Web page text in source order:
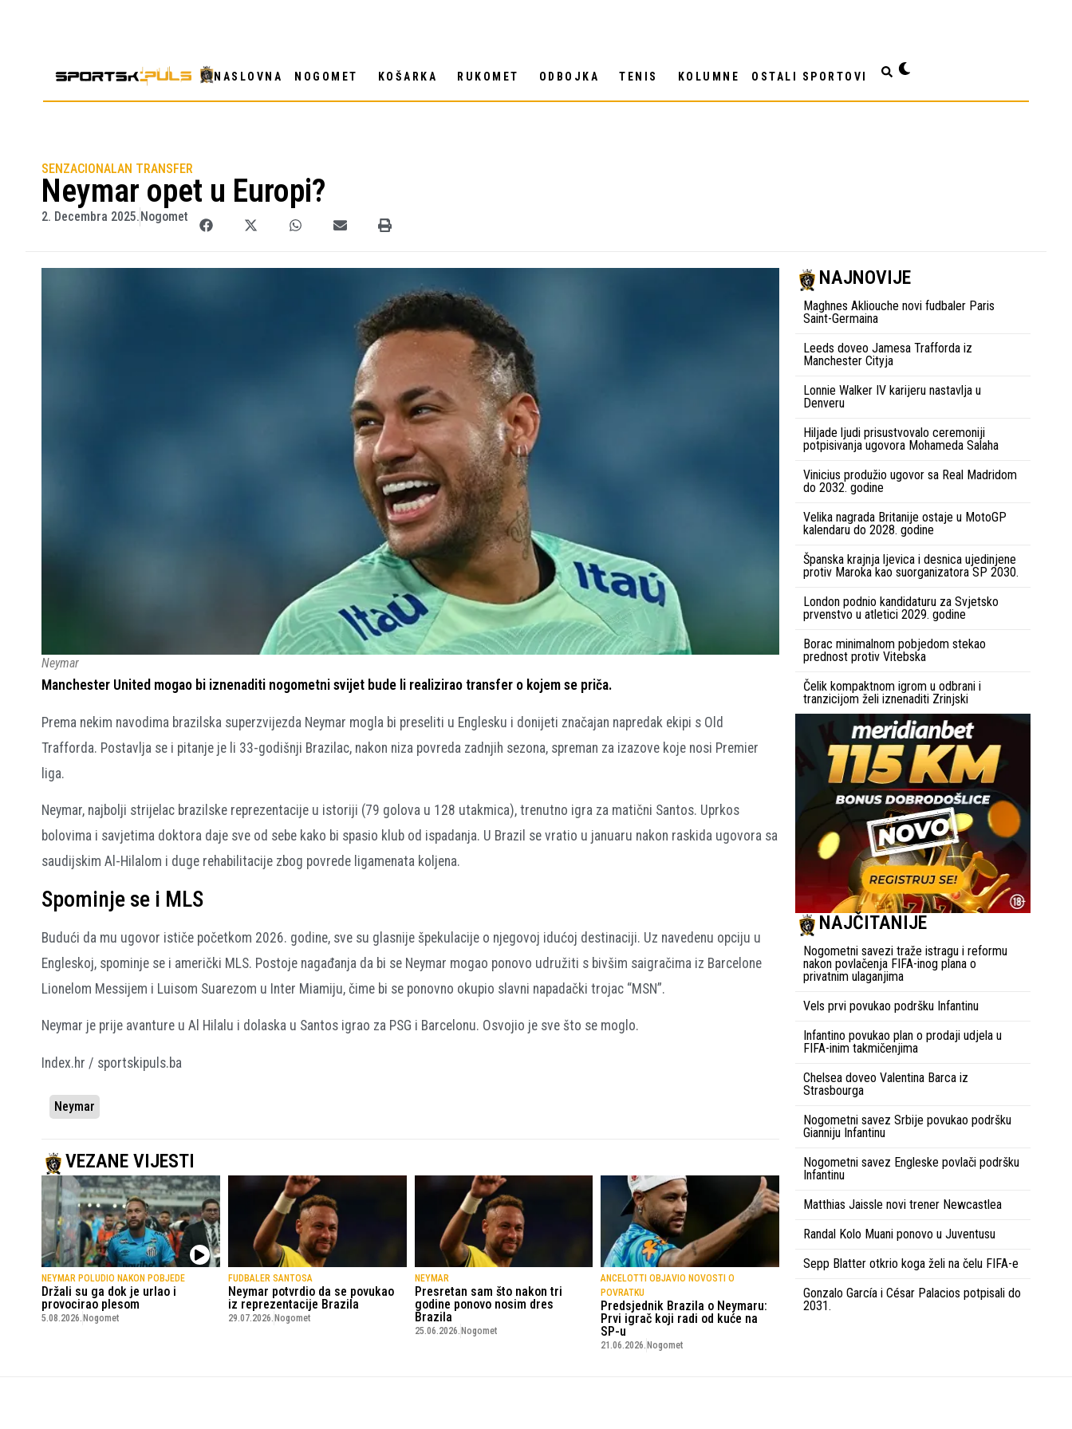
NASLOVNA NOGOMET KOŠARKA RUKOMET ODBOJKA TENIS KOLUMNE OSTALI SPORTOVI
SENZACIONALAN TRANSFER
Neymar opet u Europi?
2. Decembra 2025.Nogomet
Neymar
Manchester United mogao bi iznenaditi nogometni svijet bude li realizirao transfer o kojem se priča.
Prema nekim navodima brazilska superzvijezda Neymar mogla bi preseliti u Englesku i donijeti značajan napredak ekipi s Old
Trafforda. Postavlja se i pitanje je li 33-godišnji Brazilac, nakon niza povreda zadnjih sezona, spreman za izazove koje nosi Premier
liga.
Neymar, najbolji strijelac brazilske reprezentacije u istoriji (79 golova u 128 utakmica), trenutno igra za matični Santos. Uprkos
bolovima i savjetima doktora daje sve od sebe kako bi spasio klub od ispadanja. U Brazil se vratio u januaru nakon raskida ugovora sa
saudijskim Al-Hilalom i duge rehabilitacije zbog povrede ligamenata koljena.
Spominje se i MLS
Budući da mu ugovor ističe početkom 2026. godine, sve su glasnije špekulacije o njegovoj idućoj destinaciji. Uz navedenu opciju u
Engleskoj, spominje se i američki MLS. Postoje nagađanja da bi se Neymar mogao ponovo udružiti s bivšim saigračima iz Barcelone
Lionelom Messijem i Luisom Suarezom u Inter Miamiju, čime bi se ponovno okupio slavni napadački trojac “MSN”.
Neymar je prije avanture u Al Hilalu i dolaska u Santos igrao za PSG i Barcelonu. Osvojio je sve što se moglo.
Index.hr / sportskipuls.ba
Neymar
VEZANE VIJESTI
NEYMAR POLUDIO NAKON POBJEDE
Držali su ga dok je urlao i
provocirao plesom
5.08.2026. Nogomet
FUDBALER SANTOSA
Neymar potvrdio da se povukao
iz reprezentacije Brazila
29.07.2026. Nogomet
NEYMAR
Presretan sam što nakon tri
godine ponovo nosim dres
Brazila
25.06.2026. Nogomet
ANCELOTTI OBJAVIO NOVOSTI O
POVRATKU
Predsjednik Brazila o Neymaru:
Prvi igrač koji radi od kuće na
SP-u
21.06.2026. Nogomet
NAJNOVIJE
Maghnes Akliouche novi fudbaler Paris
Saint-Germaina
Leeds doveo Jamesa Trafforda iz
Manchester Cityja
Lonnie Walker IV karijeru nastavlja u
Denveru
Hiljade ljudi prisustvovalo ceremoniji
potpisivanja ugovora Mohameda Salaha
Vinicius produžio ugovor sa Real Madridom
do 2032. godine
Velika nagrada Britanije ostaje u MotoGP
kalendaru do 2028. godine
Španska krajnja ljevica i desnica ujedinjene
protiv Maroka kao suorganizatora SP 2030.
London podnio kandidaturu za Svjetsko
prvenstvo u atletici 2029. godine
Borac minimalnom pobjedom stekao
prednost protiv Vitebska
Čelik kompaktnom igrom u odbrani i
tranzicijom želi iznenaditi Zrinjski
NAJČITANIJE
Nogometni savezi traže istragu i reformu
nakon povlačenja FIFA-inog plana o
privatnim ulaganjima
Vels prvi povukao podršku Infantinu
Infantino povukao plan o prodaji udjela u
FIFA-inim takmičenjima
Chelsea doveo Valentina Barca iz
Strasbourga
Nogometni savez Srbije povukao podršku
Gianniju Infantinu
Nogometni savez Engleske povlači podršku
Infantinu
Matthias Jaissle novi trener Newcastlea
Randal Kolo Muani ponovo u Juventusu
Sepp Blatter otkrio koga želi na čelu FIFA-e
Gonzalo García i César Palacios potpisali do
2031.